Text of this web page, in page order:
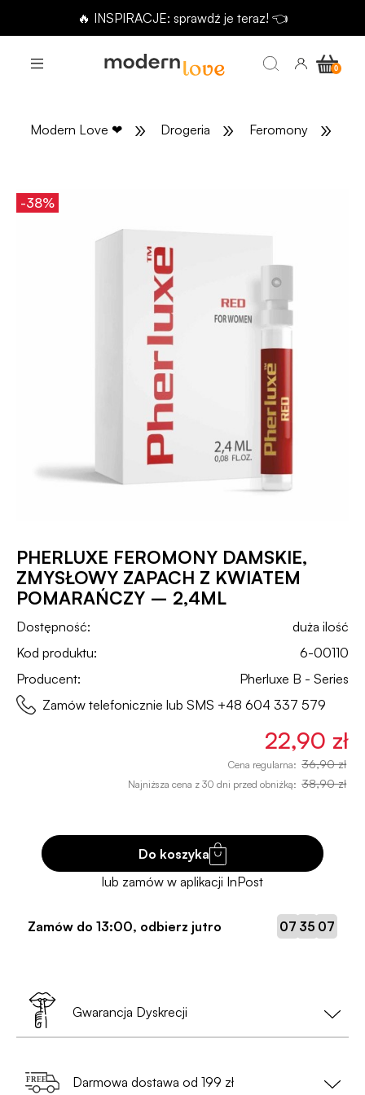
🔥 INSPIRACJE: sprawdź je teraz! 👈
Modern Love ❤ » Drogeria » Feromony »
-38%
PHERLUXE FEROMONY DAMSKIE,
ZMYSŁOWY ZAPACH Z KWIATEM
POMARAŃCZY – 2,4ML
Dostępność:
duża ilość
Kod produktu:
6-00110
Producent:
Pherluxe B - Series
Zamów telefonicznie lub SMS +48 604 337 579
22,90 zł
Cena regularna: 36,90 zł
Najniższa cena z 30 dni przed obniżką: 38,90 zł
Do koszyka
Zamów do 13:00, odbierz jutro 07 35 07
Gwarancja Dyskrecji
Darmowa dostawa od 199 zł